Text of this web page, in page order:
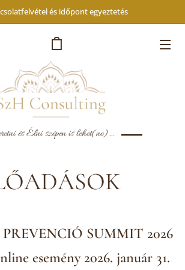
és időpont egyeztetés
és Élni szépen is lehet(ne)...
SUMMIT 2026
esemény 2026. január 31.